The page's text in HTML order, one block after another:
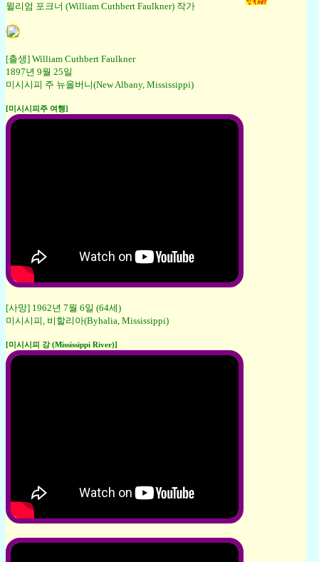
윌리엄 포크너 (William Cuthbert Faulkner) 작가
[출생] William Cuthbert Faulkner
1897년 9월 25일
미시시피 주 뉴올버니(New Albany, Mississippi)
[미시시피주 여행]
[사망] 1962년 7월 6일 (64세)
미시시피, 비할리아(Byhalia, Mississippi)
[미시시피 강 (Mississippi River)]